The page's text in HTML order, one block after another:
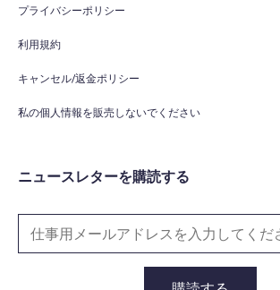
プライバシーポリシー
利用規約
キャンセル/返金ポリシー
私の個人情報を販売しないでください
ニュースレターを購読する